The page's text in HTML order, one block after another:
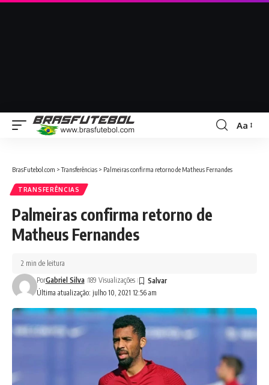
Aa
BrasFutebol.com >Transferências > Palmeiras confirma retorno de Matheus Fernandes
TRANSFERÊNCIAS
Palmeiras confirma retorno de
Matheus Fernandes
Última atualização: julho 10, 2021 12:56 am
PorGabriel Silva 189 Visualizações
2 min de leitura